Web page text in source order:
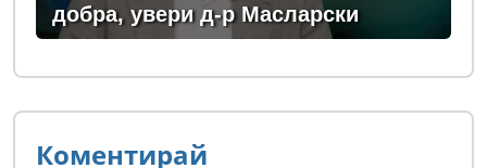
добра, увери д-р Масларски
Коментирай